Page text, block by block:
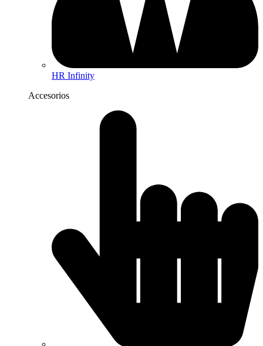
HR Infinity
Accesorios